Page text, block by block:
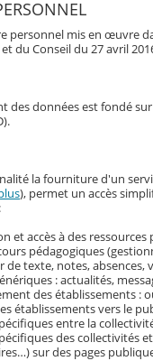
personnel mis en œuvre
du Conseil du 27 avril
données est fondé
la fourniture d'un
), permet un accès
et accès à des
pédagogiques
de texte, notes, absences,
: actualités,
des établissements :
établissements vers le
entre la
des
sur des pages